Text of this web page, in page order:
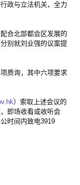
政与立法机关，全力
合北部都会区发展的
别就刘业强的议案提
质询，其中六项要求
）索取上述会议的
即场收看或收听会
时间内致电3919